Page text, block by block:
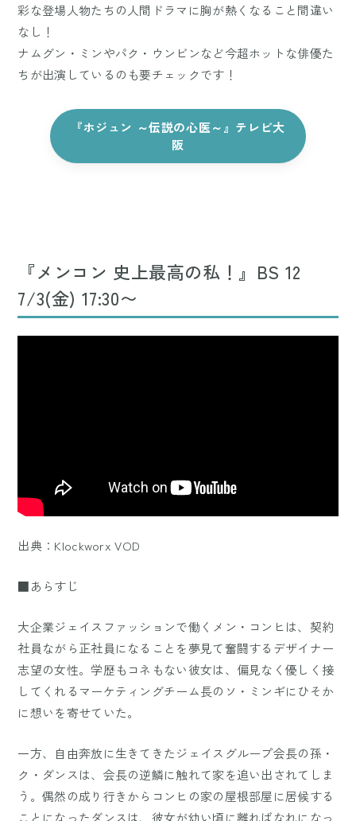
彩な登場人物たちの人間ドラマに胸が熱くなること間違い
なし！
ナムグン・ミンやパク・ウンビンなど今超ホットな俳優た
ちが出演しているのも要チェックです！
『ホジュン ～伝説の心医～』テレビ大
阪
『メンコン 史上最高の私！』BS 12
7/3(金) 17:30〜
出典： Klockworx VOD
■あらすじ
大企業ジェイスファッションで働くメン・コンヒは、契約
社員ながら正社員になることを夢見て奮闘するデザイナー
志望の女性。学歴もコネもない彼女は、偏見なく優しく接
してくれるマーケティングチーム長のソ・ミンギにひそか
に想いを寄せていた。
一方、自由奔放に生きてきたジェイスグループ会長の孫・
ク・ダンスは、会長の逆鱗に触れて家を追い出されてしま
う。偶然の成り行きからコンヒの家の屋根部屋に居候する
ことになったダンスは、彼女が幼い頃に離ればなれになっ